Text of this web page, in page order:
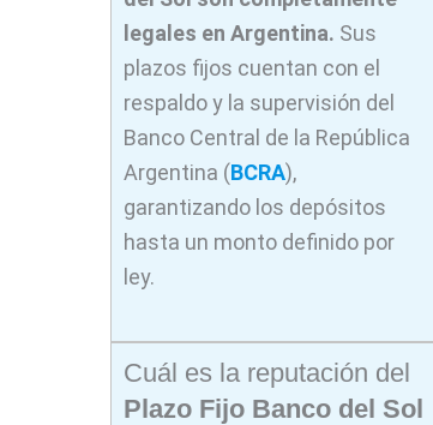
legales en Argentina. Sus
plazos fijos cuentan con el
respaldo y la supervisión del
Banco Central de la República
Argentina (BCRA),
garantizando los depósitos
hasta un monto definido por
ley.
Cuál es la reputación del
Plazo Fijo Banco del Sol